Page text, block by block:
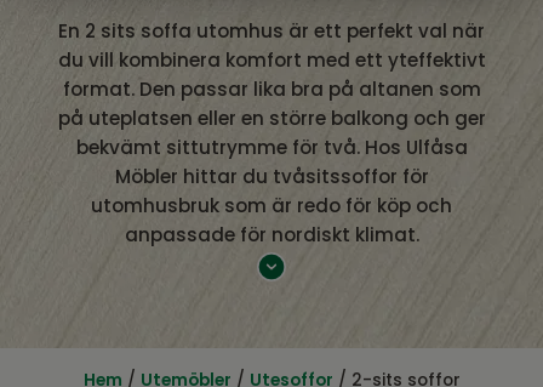
En 2 sits soffa utomhus är ett perfekt val när
du vill kombinera komfort med ett yteffektivt
format. Den passar lika bra på altanen som
på uteplatsen eller en större balkong och ger
bekvämt sittutrymme för två. Hos Ulfåsa
Möbler hittar du tvåsitssoffor för
utomhusbruk som är redo för köp och
anpassade för nordiskt klimat.
2 sits soffa utomhus för mindre ytor
utomhus ett smart alternativ. Den ger samma
bekväma känsla som större loungesoffor men
Hem / Utemöbler / Utesoffor / 2-sits soffor